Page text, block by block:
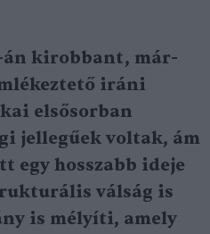
án kirobbant, már-
iráni
elsősorban
jellegűek voltak, ám
egy hosszabb ideje
válság is
is mélyíti, amely